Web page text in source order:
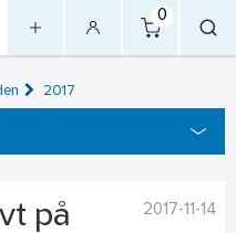
0
2017
2017-11-14
på